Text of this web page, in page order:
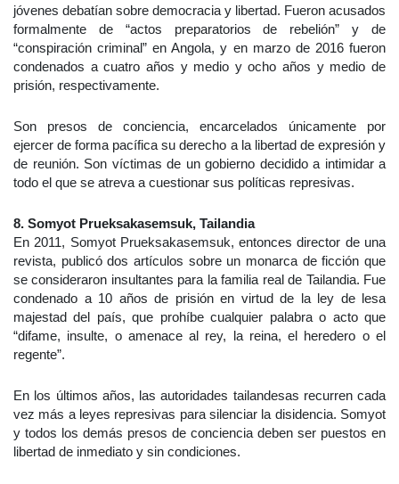
jóvenes debatían sobre democracia y libertad. Fueron acusados
formalmente de “actos preparatorios de rebelión” y de
“conspiración criminal” en Angola, y en marzo de 2016 fueron
condenados a cuatro años y medio y ocho años y medio de
prisión, respectivamente.
Son presos de conciencia, encarcelados únicamente por
ejercer de forma pacífica su derecho a la libertad de expresión y
de reunión. Son víctimas de un gobierno decidido a intimidar a
todo el que se atreva a cuestionar sus políticas represivas.
8. Somyot Prueksakasemsuk, Tailandia
En 2011, Somyot Prueksakasemsuk, entonces director de una
revista, publicó dos artículos sobre un monarca de ficción que
se consideraron insultantes para la familia real de Tailandia. Fue
condenado a 10 años de prisión en virtud de la ley de lesa
majestad del país, que prohíbe cualquier palabra o acto que
“difame, insulte, o amenace al rey, la reina, el heredero o el
regente”.
En los últimos años, las autoridades tailandesas recurren cada
vez más a leyes represivas para silenciar la disidencia. Somyot
y todos los demás presos de conciencia deben ser puestos en
libertad de inmediato y sin condiciones.